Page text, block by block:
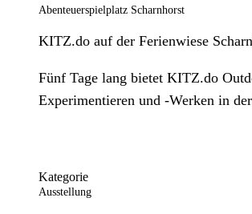
Abenteuerspielplatz Scharnhorst
KITZ.do auf der Ferienwiese
Fünf Tage lang bietet KITZ.do
Experimentieren und -Werken in
Kategorie
Ausstellung